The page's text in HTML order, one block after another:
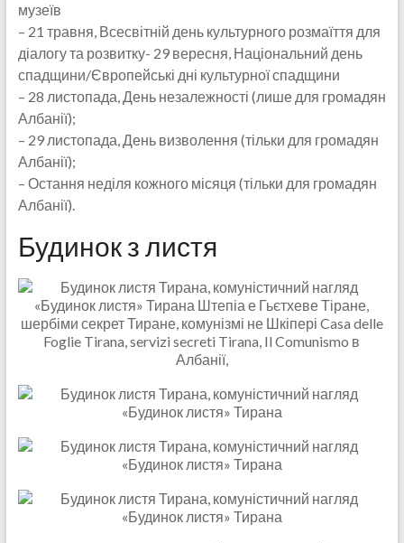
музеїв
– 21 травня, Всесвітній день культурного розмаїття для
діалогу та розвитку- 29 вересня, Національний день
спадщини/Європейські дні культурної спадщини
– 28 листопада, День незалежності (лише для громадян
Албанії);
– 29 листопада, День визволення (тільки для громадян
Албанії);
– Остання неділя кожного місяця (тільки для громадян
Албанії).
Будинок з листя